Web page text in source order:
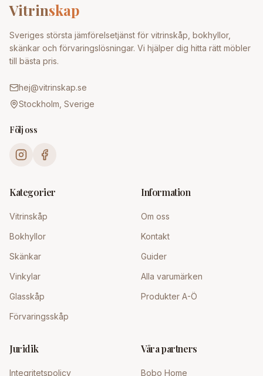
Vitrinskap
Sveriges största jämförelsetjänst för vitrinskåp, bokhyllor,
skänkar och förvaringslösningar. Vi hjälper dig hitta rätt möbler
till bästa pris.
hej@vitrinskap.se
Stockholm, Sverige
Följ oss
Kategorier
Vitrinskåp
Bokhyllor
Skänkar
Vinkylar
Glasskåp
Förvaringsskåp
Information
Om oss
Kontakt
Guider
Alla varumärken
Produkter A-Ö
Juridik
Integritetspolicy
Våra partners
Bobo Home